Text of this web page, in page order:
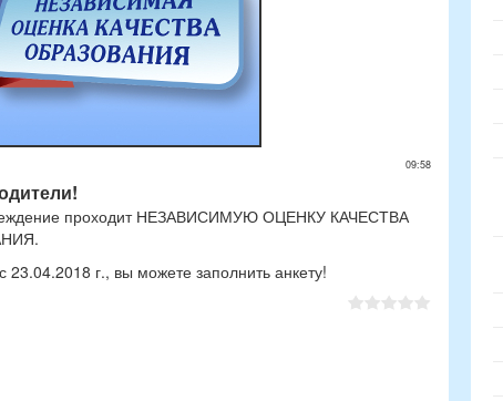
09:58
проходит НЕЗАВИСИМУЮ ОЦЕНКУ КАЧЕСТВА
23.04.2018 г., вы можете заполнить анкету!